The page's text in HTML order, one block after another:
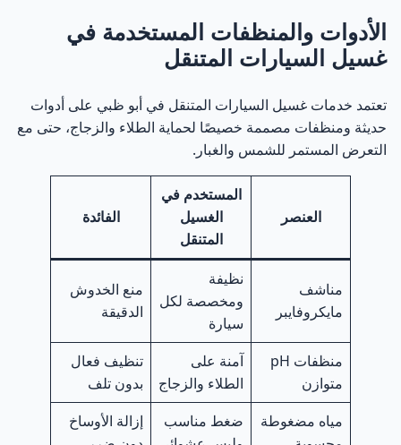
77 محمد الكعبي – جزيرة الريم، أبو ظبي
78 أحمد المنصوري – مدينة خليفة، أبو ظبي
سارة المهيري – جزيرة ياس، أبو ظبي
خالد السويدي – الكورنيش، أبو ظبي
81 نورة الشامسي – الشامخة، أبو ظبي
الأدوات والمنظفات المستخدمة في
غسيل السيارات المتنقل
تعتمد خدمات غسيل السيارات المتنقل في أبو ظبي على أدوات
حديثة ومنظفات مصممة خصيصًا لحماية الطلاء والزجاج، حتى مع
التعرض المستمر للشمس والغبار.
العنصر
المستخدم في
الغسيل
المتنقل
الفائدة
مناشف
مايكروفايبر
نظيفة
ومخصصة لكل
سيارة
منع الخدوش
الدقيقة
منظفات pH
متوازن
آمنة على
الطلاء والزجاج
تنظيف فعال
بدون تلف
مياه مضغوطة
ضغط مناسب
إزالة الأوساخ